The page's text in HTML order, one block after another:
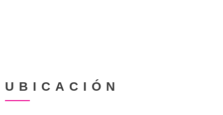
UBICACIÓN